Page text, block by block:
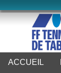
ACCUEIL